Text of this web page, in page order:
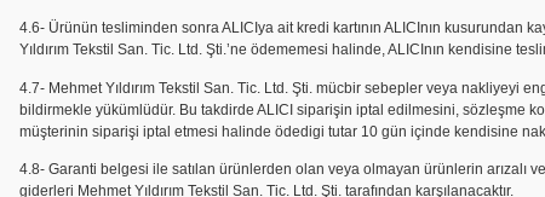
4.6- Ürünün tesliminden sonra ALICIya ait kredi kartının ALICInın kusurundan
Yıldırım Tekstil San. Tic. Ltd. Şti.’ne ödememesi halinde, ALICInın kendisine
4.7- Mehmet Yıldırım Tekstil San. Tic. Ltd. Şti. mücbir sebepler veya nakliyeyi
bildirmekle yükümlüdür. Bu takdirde ALICI siparişin iptal edilmesini, sözleşme
müşterinin siparişi iptal etmesi halinde ödedigi tutar 10 gün içinde kendisine
4.8- Garanti belgesi ile satılan ürünlerden olan veya olmayan ürünlerin arızalı
giderleri Mehmet Yıldırım Tekstil San. Tic. Ltd. Şti. tarafından karşılanacaktır.